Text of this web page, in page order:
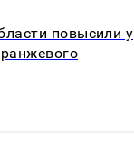
повысили